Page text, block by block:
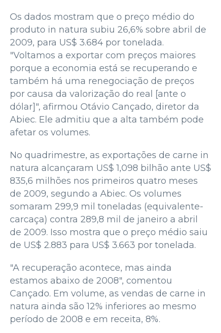
Os dados mostram que o preço médio do
produto in natura subiu 26,6% sobre abril de
2009, para US$ 3.684 por tonelada.
"Voltamos a exportar com preços maiores
porque a economia está se recuperando e
também há uma renegociação de preços
por causa da valorização do real [ante o
dólar]", afirmou Otávio Cançado, diretor da
Abiec. Ele admitiu que a alta também pode
afetar os volumes.
No quadrimestre, as exportações de carne in
natura alcançaram US$ 1,098 bilhão ante US$
835,6 milhões nos primeiros quatro meses
de 2009, segundo a Abiec. Os volumes
somaram 299,9 mil toneladas (equivalente-
carcaça) contra 289,8 mil de janeiro a abril
de 2009. Isso mostra que o preço médio saiu
de US$ 2.883 para US$ 3.663 por tonelada.
"A recuperação acontece, mas ainda
estamos abaixo de 2008", comentou
Cançado. Em volume, as vendas de carne in
natura ainda são 12% inferiores ao mesmo
período de 2008 e em receita, 8%.